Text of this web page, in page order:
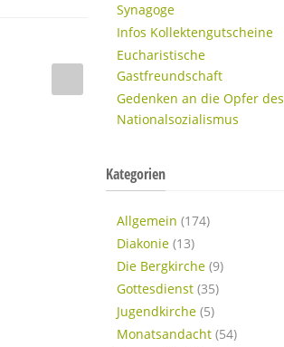
Synagoge
Infos Kollektengutscheine
Eucharistische
Gastfreundschaft
Gedenken an die Opfer des
Nationalsozialismus
Kategorien
Allgemein (174)
Diakonie (13)
Die Bergkirche (9)
Gottesdienst (35)
Jugendkirche (5)
Monatsandacht (54)